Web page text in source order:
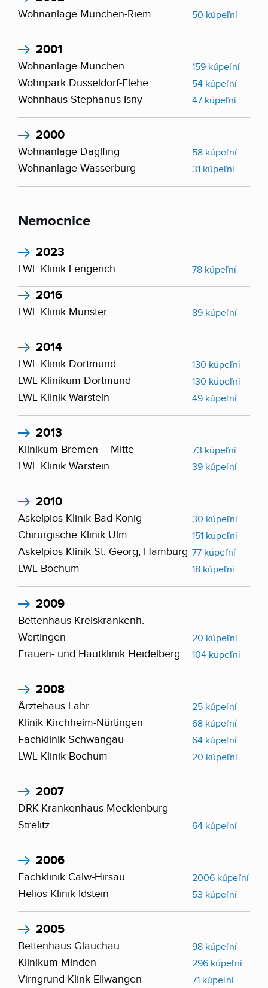
Wohnanlage München-Riem 50 kúpeľní
2001
Wohnanlage München 159 kúpeľní
Wohnpark Düsseldorf-Flehe 54 kúpeľní
Wohnhaus Stephanus Isny 47 kúpeľní
2000
Wohnanlage Daglfing 58 kúpeľní
Wohnanlage Wasserburg 31 kúpeľní
Nemocnice
2023
LWL Klinik Lengerich 78 kúpeľní
2016
LWL Klinik Münster 89 kúpeľní
2014
LWL Klinik Dortmund 130 kúpeľní
LWL Klinikum Dortmund 130 kúpeľní
LWL Klinik Warstein 49 kúpeľní
2013
Klinikum Bremen – Mitte 73 kúpeľní
LWL Klinik Warstein 39 kúpeľní
2010
Askelpios Klinik Bad Konig 30 kúpeľní
Chirurgische Klinik Ulm 151 kúpeľní
Askelpios Klinik St. Georg, Hamburg 77 kúpeľní
LWL Bochum 18 kúpeľní
2009
Bettenhaus Kreiskrankenh.
Wertingen
20 kúpeľní
Frauen- und Hautklinik Heidelberg 104 kúpeľní
2008
Ärztehaus Lahr 25 kúpeľní
Klinik Kirchheim-Nürtingen 68 kúpeľní
Fachklinik Schwangau 64 kúpeľní
LWL-Klinik Bochum 20 kúpeľní
2007
DRK-Krankenhaus Mecklenburg-
Strelitz
64 kúpeľní
2006
Fachklinik Calw-Hirsau 2006 kúpeľní
Helios Klinik Idstein 53 kúpeľní
2005
Bettenhaus Glauchau 98 kúpeľní
Klinikum Minden 296 kúpeľní
Virngrund Klink Ellwangen 71 kúpeľní